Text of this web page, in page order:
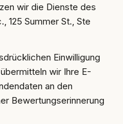
wir die Dienste des
125 Summer St., Ste
Einwilligung
wir Ihre E-
an den
Bewertungserinnerung